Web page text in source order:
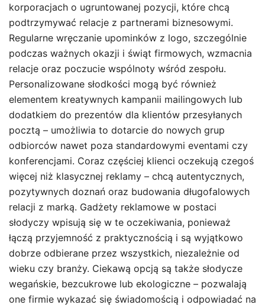
korporacjach o ugruntowanej pozycji, które chcą
podtrzymywać relacje z partnerami biznesowymi.
Regularne wręczanie upominków z logo, szczególnie
podczas ważnych okazji i świąt firmowych, wzmacnia
relacje oraz poczucie wspólnoty wśród zespołu.
Personalizowane słodkości mogą być również
elementem kreatywnych kampanii mailingowych lub
dodatkiem do prezentów dla klientów przesyłanych
pocztą – umożliwia to dotarcie do nowych grup
odbiorców nawet poza standardowymi eventami czy
konferencjami. Coraz częściej klienci oczekują czegoś
więcej niż klasycznej reklamy – chcą autentycznych,
pozytywnych doznań oraz budowania długofalowych
relacji z marką. Gadżety reklamowe w postaci
słodyczy wpisują się w te oczekiwania, ponieważ
łączą przyjemność z praktycznością i są wyjątkowo
dobrze odbierane przez wszystkich, niezależnie od
wieku czy branży. Ciekawą opcją są także słodycze
wegańskie, bezcukrowe lub ekologiczne – pozwalają
one firmie wykazać się świadomością i odpowiadać na